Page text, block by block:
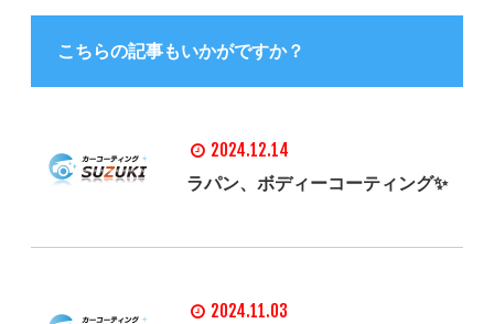
こちらの記事もいかがですか？
2024.12.14
ラパン、ボディーコーティング✨
2024.11.03